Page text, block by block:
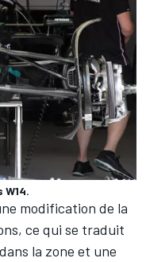
modification de la
ce qui se traduit
la zone et une